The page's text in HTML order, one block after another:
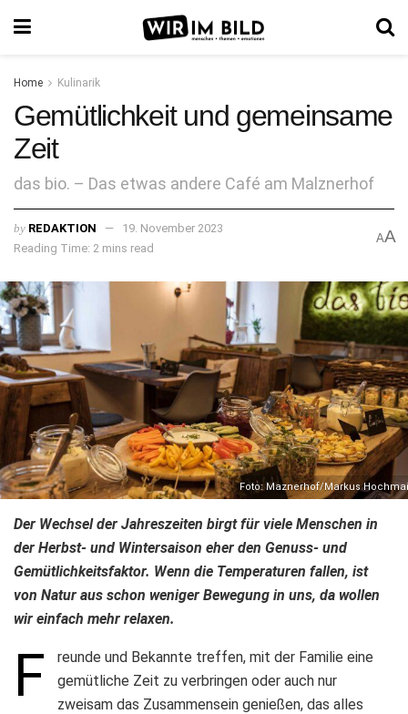
Home Kulinarik
Gemütlichkeit und gemeinsame
Zeit
das bio. – Das etwas andere Café am Malznerhof
by REDAKTION
19. November 2023
Reading Time: 2 mins read
AA
Foto: Maznerhof/Markus
Der Wechsel der Jahreszeiten birgt für viele Menschen in
der Herbst- und Wintersaison eher den Genuss- und
Gemütlichkeitsfaktor. Wenn die Temperaturen fallen, ist
von Natur aus schon weniger Bewegung in uns, da wollen
wir einfach mehr relaxen.
F
reunde und Bekannte treffen, mit der Familie eine
gemütliche Zeit zu verbringen oder auch nur
zweisam das Zusammensein genießen, das alles